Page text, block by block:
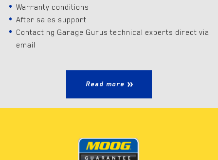
Warranty conditions
After sales support
Contacting Garage Gurus technical experts direct via
email
Read more